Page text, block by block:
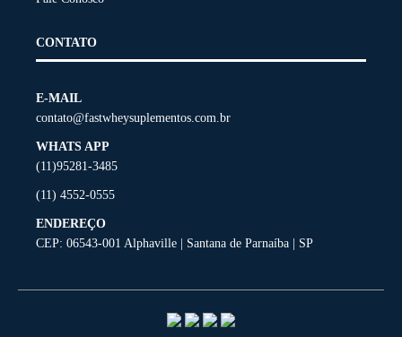
CONTATO
E-MAIL
contato@fastwheysuplementos.com.br
WHATS APP
(11)95281-3485
(11) 4552-0555
ENDEREÇO
CEP: 06543-001 Alphaville | Santana de Parnaíba | SP